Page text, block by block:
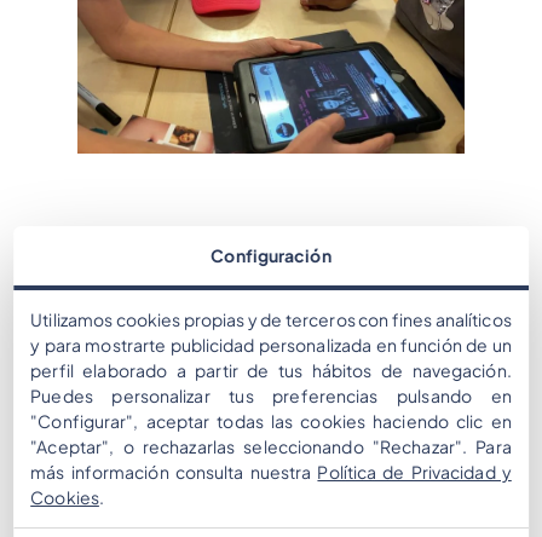
Picante Fotos
En el juego, se le pide a una chica que envíe fotos
picantes a una empresa falsa. Los estudiantes
captan el mensaje. “Es para evitar que tú mismo
hagas algo así”, dijo uno de los estudiantes. “No
debes confiar en nadie que no conozcas”, agrega
otro.
Configuración
Utilizamos cookies propias y de terceros con fines analíticos
y para mostrarte publicidad personalizada en función de un
perfil elaborado a partir de tus hábitos de navegación.
Puedes personalizar tus preferencias pulsando en
"Configurar", aceptar todas las cookies haciendo clic en
"Aceptar", o rechazarlas seleccionando "Rechazar". Para
más información consulta nuestra Política de Privacidad y
Cookies.